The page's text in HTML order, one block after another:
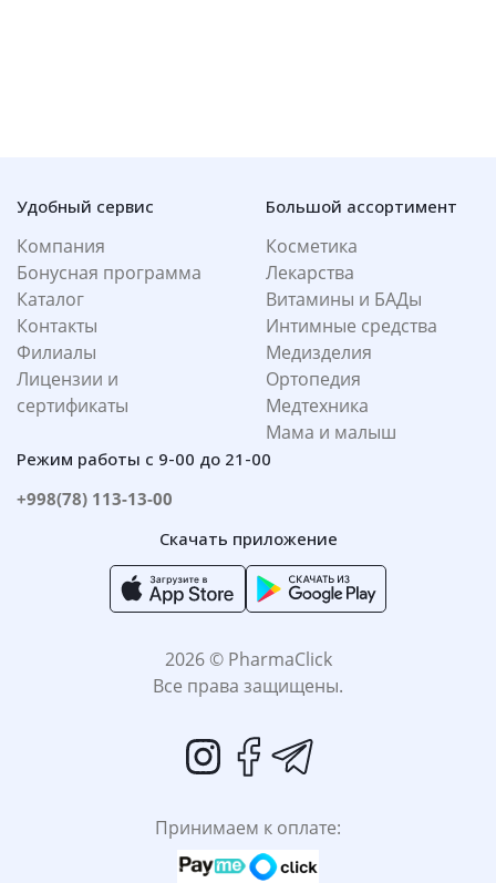
Удобный сервис
Компания
Бонусная программа
Каталог
Контакты
Филиалы
Лицензии и
сертификаты
Большой ассортимент
Косметика
Лекарства
Витамины и БАДы
Интимные средства
Медизделия
Ортопедия
Медтехника
Мама и малыш
Режим работы с 9-00 до 21-00
+998(78) 113-13-00
Скачать приложение
2026 © PharmaClick
Все права защищены.
Принимаем к оплате: